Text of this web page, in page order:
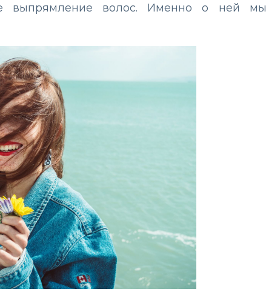
выпрямление волос. Именно о ней мы